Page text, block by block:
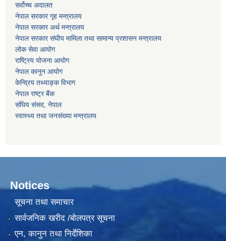
सर्वोच्‍च अदालत
नेपाल सरकार गृह मन्‍‍‍त्रालय
नेपाल सरकार अर्थ मन्‍त्रालय
नेपाल सरकार संघीय मामिला तथा सामान्य प्रशासन मन्‍त्रालय
लोक सेवा आयोग
राष्‍ट्रिय योजना आयोग
नेपाल कानून आयोग
केन्द्रिय तथ्याङ्क विभाग
नेपाल राष्‍ट्र बैंक
संघिय संसद, नेपाल
स्वास्थ्य तथा जनसंख्या मन्त्रालय
Notices
सूचना तथा समाचार
सार्वजनिक खरीद /बोलपत्र सूचना
एन, कानुन तथा निर्देशिका